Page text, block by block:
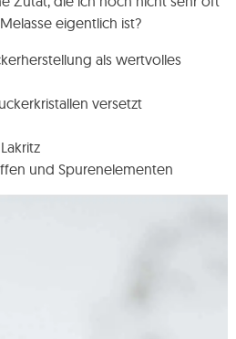
eigentlich ist?
als wertvolles
versetzt
und Spurenelementen